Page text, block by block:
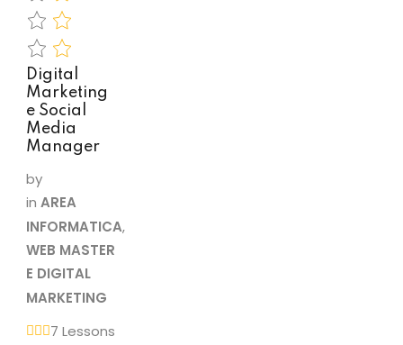
Digital
Marketing
e Social
Media
Manager
by
in AREA
INFORMATICA,
WEB MASTER
E DIGITAL
MARKETING
7 Lessons